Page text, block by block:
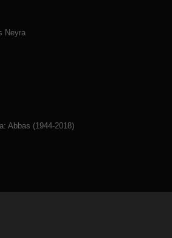
Neyra
Abbas (1944-2018)